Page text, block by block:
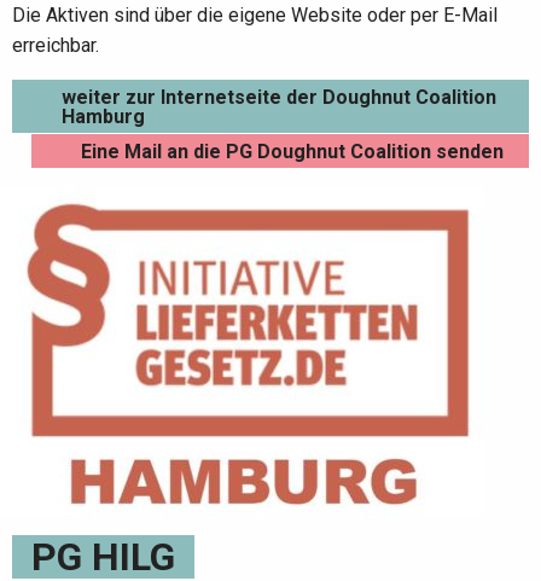
Die Aktiven sind über die eigene Website oder per E-Mail
erreichbar.
weiter zur Internetseite der Doughnut Coalition
Hamburg
Eine Mail an die PG Doughnut Coalition senden
PG HILG